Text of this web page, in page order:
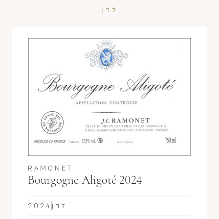
לבן
RAMONET
Bourgogne Aligoté 2024
2024 לבן